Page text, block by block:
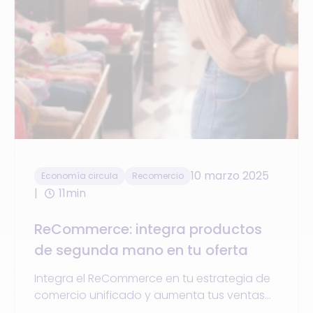
Economía circula Recomercio 10 marzo 2025
11min
ReCommerce: integra productos
de segunda mano en tu oferta
Integra el ReCommerce en tu estrategia de
comercio unificado y aumenta tus ventas